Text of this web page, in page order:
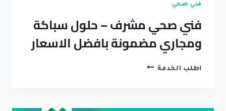
فني صحي
فني صحي مشرف – حلول سباكة
ومجاري مضمونة بافضل الاسعار
اطلب الخدمةفني